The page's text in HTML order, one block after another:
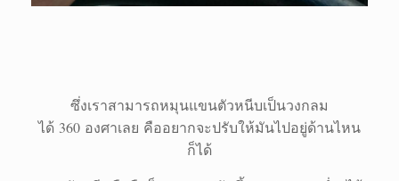
ซึ่งเราสามารถหมุนแขนตัวหนีบเป็นวงกลม
ได้ 360 องศาเลย คืออยากจะปรับให้มันไปอยู่ด้านไหน
ก็ได้